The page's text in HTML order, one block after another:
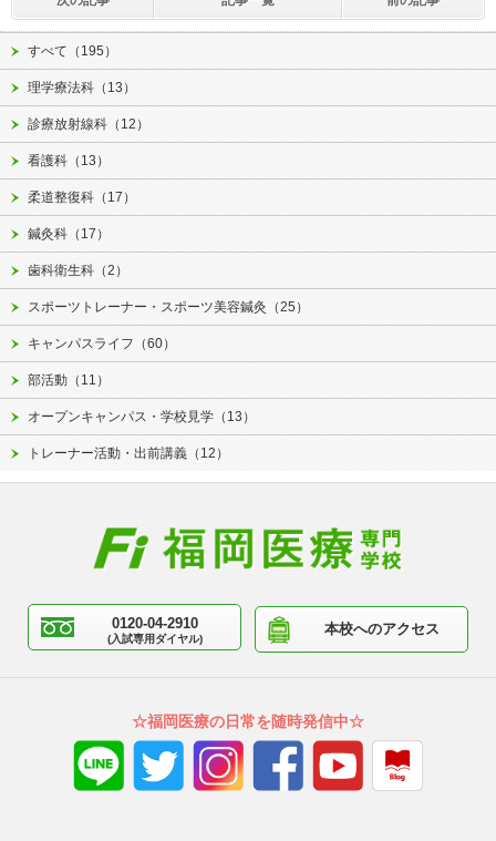
すべて（195）
理学療法科（13）
診療放射線科（12）
看護科（13）
柔道整復科（17）
鍼灸科（17）
歯科衛生科（2）
スポーツトレーナー・スポーツ美容鍼灸（25）
キャンパスライフ（60）
部活動（11）
オープンキャンパス・学校見学（13）
トレーナー活動・出前講義（12）
0120-04-2910
(入試専用ダイヤル)
本校へのアクセス
☆福岡医療の日常を随時発信中☆